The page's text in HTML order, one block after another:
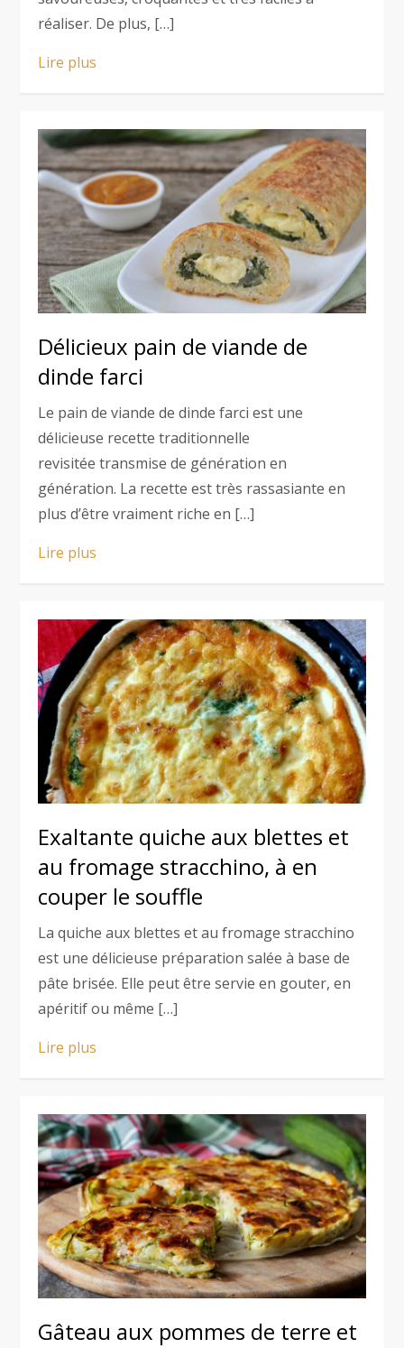
réaliser. De plus, […]
Lire plus
Délicieux pain de viande de
dinde farci
Le pain de viande de dinde farci est une
délicieuse recette traditionnelle
revisitée transmise de génération en
génération. La recette est très rassasiante en
plus d’être vraiment riche en […]
Lire plus
Exaltante quiche aux blettes et
au fromage stracchino, à en
couper le souffle
La quiche aux blettes et au fromage stracchino
est une délicieuse préparation salée à base de
pâte brisée. Elle peut être servie en gouter, en
apéritif ou même […]
Lire plus
Gâteau aux pommes de terre et